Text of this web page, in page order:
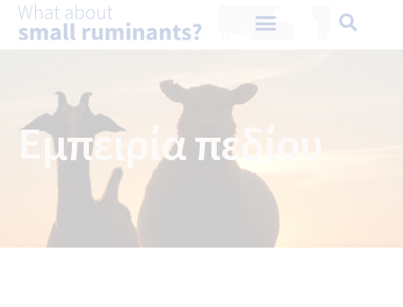
Εμπειρία πεδίου